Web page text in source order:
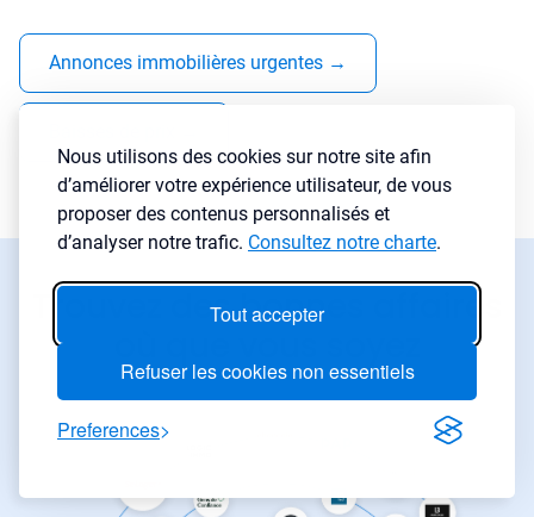
Nous utilisons des cookies sur notre site afin
d’améliorer votre expérience utilisateur, de vous
proposer des contenus personnalisés et
d’analyser notre trafic. Consultez notre charte.
Tout accepter
Refuser les cookies non essentiels
Preferences
Annonces immobilières urgentes →
Trouvez des bonnes affaires